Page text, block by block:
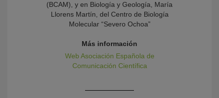
(BCAM), y en Biología y Geología, María
Llorens Martín, del Centro de Biología
Molecular “Severo Ochoa”
Más información
Web Asociación Española de
Comunicación Científica